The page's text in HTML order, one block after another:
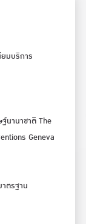
มบริการ
นานาชาติ The
Geneva
ตรฐาน